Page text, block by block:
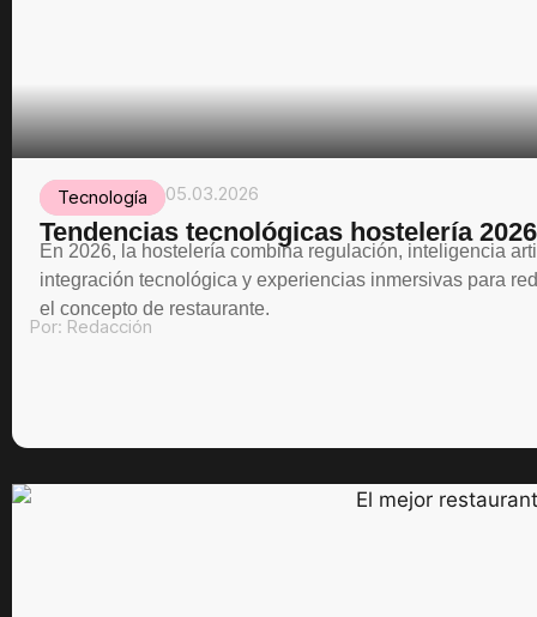
Tecnología 05.03.2026
Tendencias tecnológicas hostelería 2026
En 2026, la hostelería combina regulación, inteligencia
integración tecnológica y experiencias inmersivas para
el concepto de restaurante.
Por: Redacción